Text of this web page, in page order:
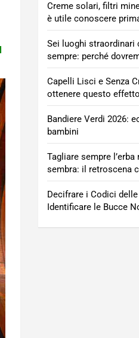
Creme solari, filtri
è utile conoscere
Sei luoghi straordinari
sempre: perché
Capelli Lisci e Senza
ottenere questo effetto
Bandiere Verdi 2026:
bambini
Tagliare sempre
sembra: il retroscena
Decifrare i Codici
Identificare le Bucce